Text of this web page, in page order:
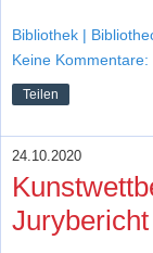
Bibliothek |
Keine Kommentare:
Teilen
24.10.2020
Jurybericht